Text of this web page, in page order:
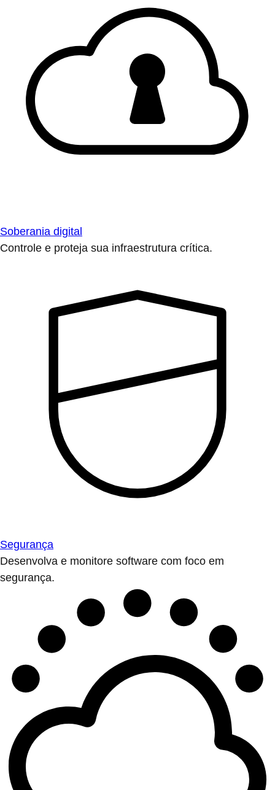
Soberania digital
Controle e proteja sua infraestrutura crítica.
Segurança
Desenvolva e monitore software com foco em
segurança.